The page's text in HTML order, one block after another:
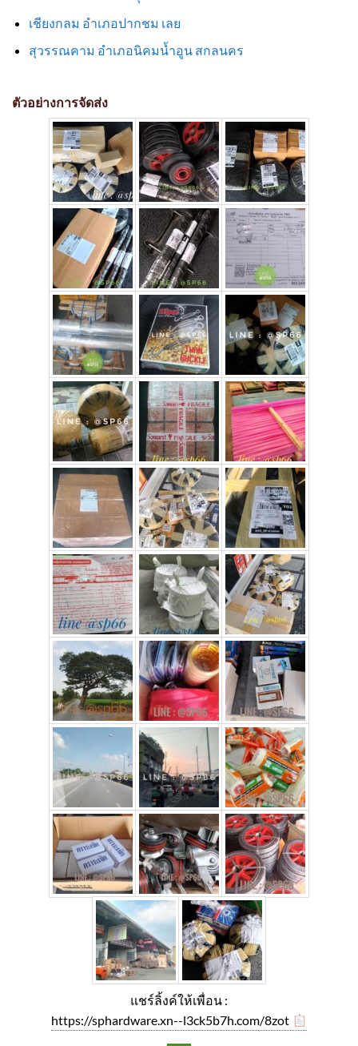
เชียงกลม อำเภอปากชม เลย
สุวรรณคาม อำเภอนิคมน้ำอูน สกลนคร
ตัวอย่างการจัดส่ง
แชร์ลิ้งค์ให้เพื่อน :
https://sphardware.xn--l3ck5b7h.com/8zot